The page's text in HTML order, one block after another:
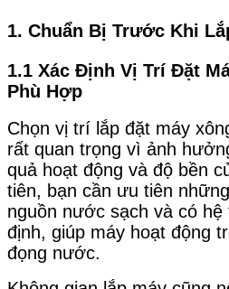
1. Chuẩn Bị Trước Khi
1.1 Xác Định Vị Trí Đặt
Phù Hợp
Chọn vị trí lắp đặt máy
rất quan trọng vì ảnh
quả hoạt động và độ bền
tiên, bạn cần ưu tiên
nguồn nước sạch và có
định, giúp máy hoạt động
đọng nước.